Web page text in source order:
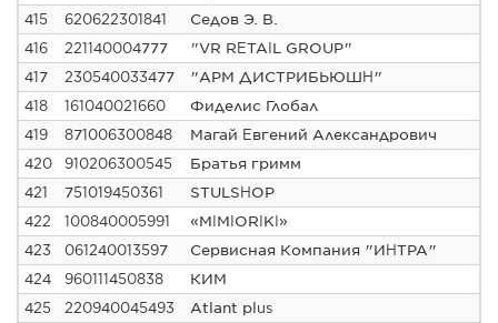
415
620622301841
Седов Э. В.
416
221140004777
"VR RETAIL GROUP"
417
230540033477
"АРМ ДИСТРИБЬЮШН"
418
161040021660
Фиделис Глобал
419
871006300848
Магай Евгений Александрович
420
910206300545
Братья гримм
421
751019450361
STULSHOP
422
100840005991
«MIMIORIKI»
423
061240013597
Сервисная Компания "ИНТРА"
424
960111450838
КИМ
425
220940045493
Atlant plus